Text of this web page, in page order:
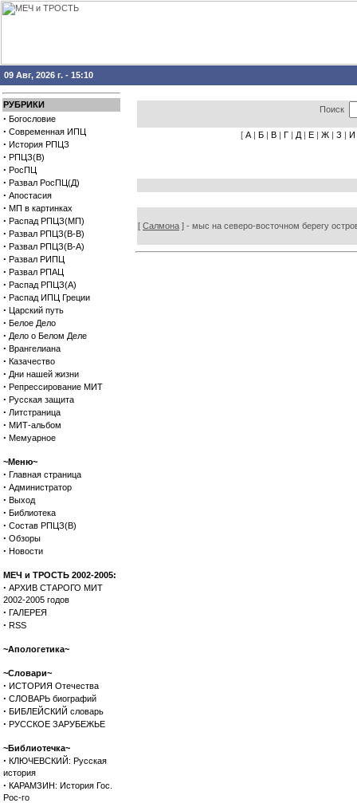
09 Авг, 2026 г. - 15:10
РУБРИКИ
· Богословие
· Современная ИПЦ
· История РПЦЗ
· РПЦЗ(В)
· РосПЦ
· Развал РосПЦ(Д)
· Апостасия
· МП в картинках
· Распад РПЦЗ(МП)
· Развал РПЦЗ(В-В)
· Развал РПЦЗ(В-А)
· Развал РИПЦ
· Развал РПАЦ
· Распад РПЦЗ(А)
· Распад ИПЦ Греции
· Царский путь
· Белое Дело
· Дело о Белом Деле
· Врангелиана
· Казачество
· Дни нашей жизни
· Репрессирование МИТ
· Русская защита
· Литстраница
· МИТ-альбом
· Мемуарное
~Меню~
· Главная страница
· Администратор
· Выход
· Библиотека
· Состав РПЦЗ(В)
· Обзоры
· Новости
МЕЧ и ТРОСТЬ 2002-2005:
· АРХИВ СТАРОГО МИТ
2002-2005 годов
· ГАЛЕРЕЯ
· RSS
~Апологетика~
~Словари~
· ИСТОРИЯ Отечества
· СЛОВАРЬ биографий
· БИБЛЕЙСКИЙ словарь
· РУССКОЕ ЗАРУБЕЖЬЕ
~Библиотечка~
· КЛЮЧЕВСКИЙ: Русская
история
· КАРАМЗИН: История Гос.
Рос-го
Поиск
[ А | Б | В | Г | Д | Е | Ж | З | И
[ Салмона ] - мыс на северо-восточном берегу